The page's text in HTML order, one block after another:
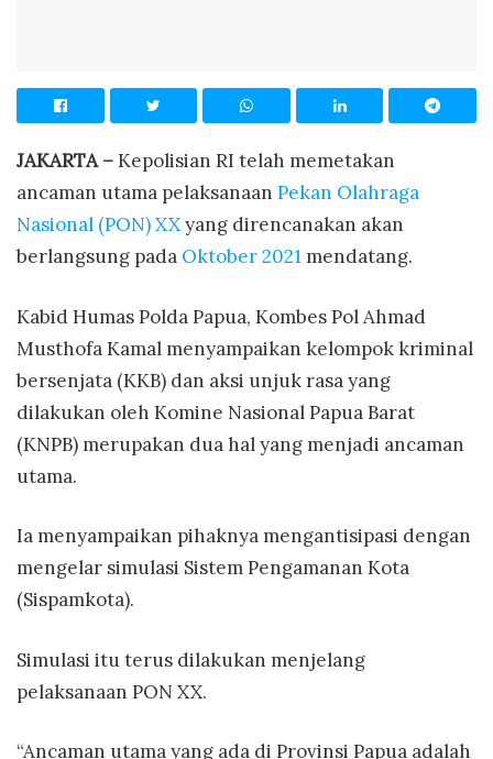
JAKARTA –Kepolisian RI telah memetakan
ancaman utama pelaksanaan Pekan Olahraga
Nasional (PON) XXyang direncanakan akan
berlangsung pada Oktober 2021 mendatang.
Kabid Humas Polda Papua, Kombes Pol Ahmad
Musthofa Kamal menyampaikan kelompok kriminal
bersenjata (KKB) dan aksi unjuk rasa yang
dilakukan oleh Komine Nasional Papua Barat
(KNPB) merupakan dua hal yang menjadi ancaman
utama.
Ia menyampaikan pihaknya mengantisipasi dengan
mengelar simulasi Sistem Pengamanan Kota
(Sispamkota).
Simulasi itu terus dilakukan menjelang
pelaksanaan PON XX.
“Ancaman utama yang ada di Provinsi Papua adalah